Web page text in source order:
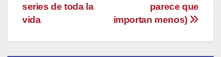
parece que
importan menos)
series de toda la
vida